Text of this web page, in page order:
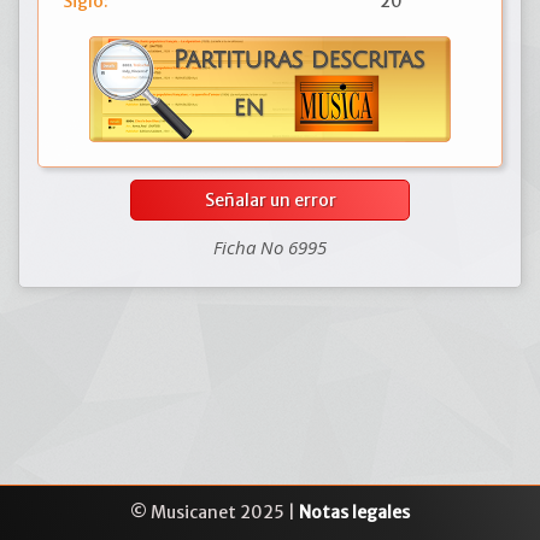
Señalar un error
Ficha No 6995
© Musicanet 2025 | Notas legales